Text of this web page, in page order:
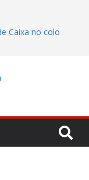
Caixa no colo
na mesa
e garante
e